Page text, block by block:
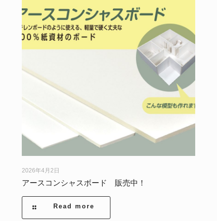
2026年4月2日
アースコンシャスボード 販売中！
Read more